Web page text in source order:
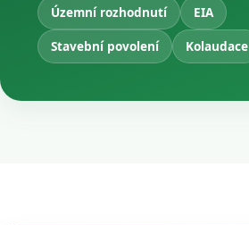
Územní rozhodnutí
EIA
Stavební povolení
Kolaudace